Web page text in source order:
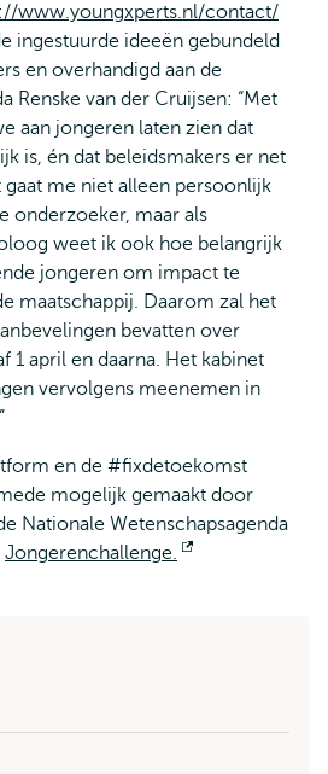
www.youngxperts.nl/contact/
ingestuurde ideeën gebundeld
en overhandigd aan de
Renske van der Cruijsen: “Met
aan jongeren laten zien dat
is, én dat beleidsmakers er net
me niet alleen persoonlijk
onderzoeker, maar als
weet ik ook hoe belangrijk
jongeren om impact te
maatschappij. Daarom zal het
bevatten over
1 april en daarna. Het kabinet
vervolgens meenemen in
en de #fixdetoekomst
mogelijk gemaakt door
Nationale Wetenschapsagenda
Jongerenchallenge.